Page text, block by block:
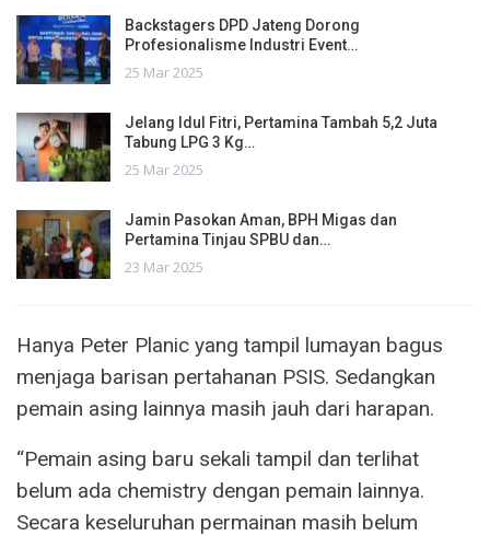
Backstagers DPD Jateng Dorong
Profesionalisme Industri Event…
25 Mar 2025
Jelang Idul Fitri, Pertamina Tambah 5,2 Juta
Tabung LPG 3 Kg…
25 Mar 2025
Jamin Pasokan Aman, BPH Migas dan
Pertamina Tinjau SPBU dan…
23 Mar 2025
Hanya Peter Planic yang tampil lumayan bagus
menjaga barisan pertahanan PSIS. Sedangkan
pemain asing lainnya masih jauh dari harapan.
“Pemain asing baru sekali tampil dan terlihat
belum ada chemistry dengan pemain lainnya.
Secara keseluruhan permainan masih belum